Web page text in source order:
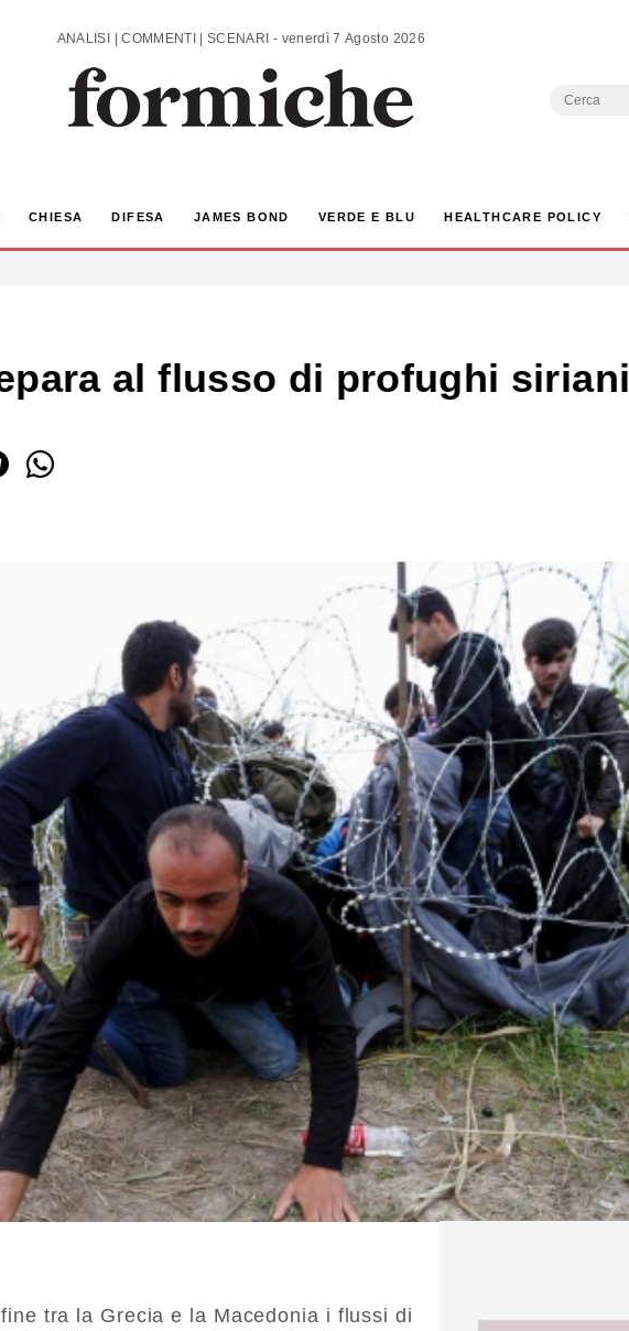
ANALISI | COMMENTI | SCENARI - venerdì 7 Agosto 2026
Search
CHIESA DIFESA JAMES BOND VERDE E BLU HEALTHCARE POLICY
al flusso di profughi siriani
tra la Grecia e la Macedonia i flussi di